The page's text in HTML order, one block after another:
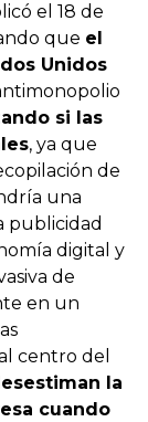
el 18 de
que el
Unidos
si las
, ya que
de
una
publicidad
digital y
de
en un
centro del
la
cuando